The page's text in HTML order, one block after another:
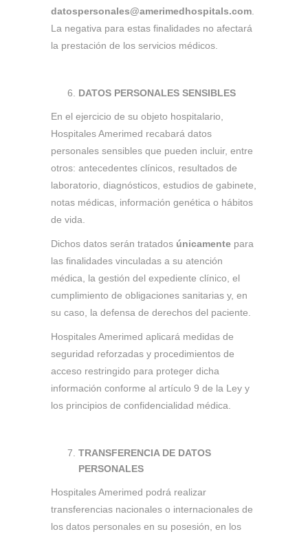
datospersonales@amerimedhospitals.com
La negativa para estas finalidades no afectará
la prestación de los servicios médicos.
DATOS PERSONALES SENSIBLES
En el ejercicio de su objeto hospitalario,
Hospitales Amerimed recabará datos
personales sensibles que pueden incluir, entre
otros: antecedentes clínicos, resultados de
laboratorio, diagnósticos, estudios de gabinete,
notas médicas, información genética o hábitos
de vida.
Dichos datos serán tratados únicamente para
las finalidades vinculadas a su atención
médica, la gestión del expediente clínico, el
cumplimiento de obligaciones sanitarias y, en
su caso, la defensa de derechos del paciente.
Hospitales Amerimed aplicará medidas de
seguridad reforzadas y procedimientos de
acceso restringido para proteger dicha
información conforme al artículo 9 de la Ley y
los principios de confidencialidad médica.
TRANSFERENCIA DE DATOS
PERSONALES
Hospitales Amerimed podrá realizar
transferencias nacionales o internacionales de
los datos personales en su posesión, en los